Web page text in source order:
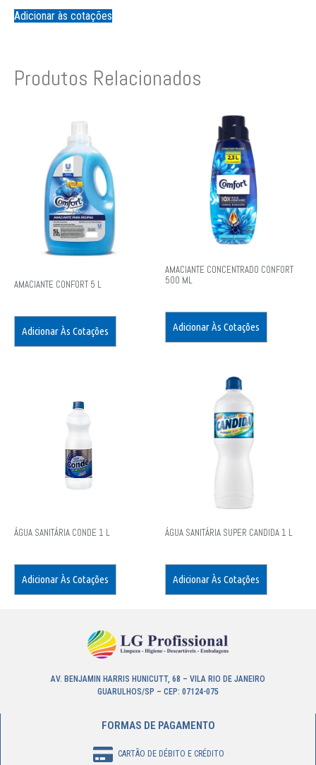
Adicionar às cotações
Produtos Relacionados
AMACIANTE CONFORT 5 L
Adicionar Às Cotações
AMACIANTE CONCENTRADO CONFORT
500 ML
Adicionar Às Cotações
ÁGUA SANITÁRIA CONDE 1 L
Adicionar Às Cotações
ÁGUA SANITÁRIA SUPER CANDIDA 1 L
Adicionar Às Cotações
AV. BENJAMIN HARRIS HUNICUTT, 68 – VILA RIO DE JANEIRO
GUARULHOS/SP – CEP: 07124-075
FORMAS DE PAGAMENTO
CARTÃO DE DÉBITO E CRÉDITO